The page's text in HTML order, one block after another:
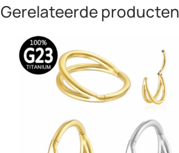
Gerelateerde producten